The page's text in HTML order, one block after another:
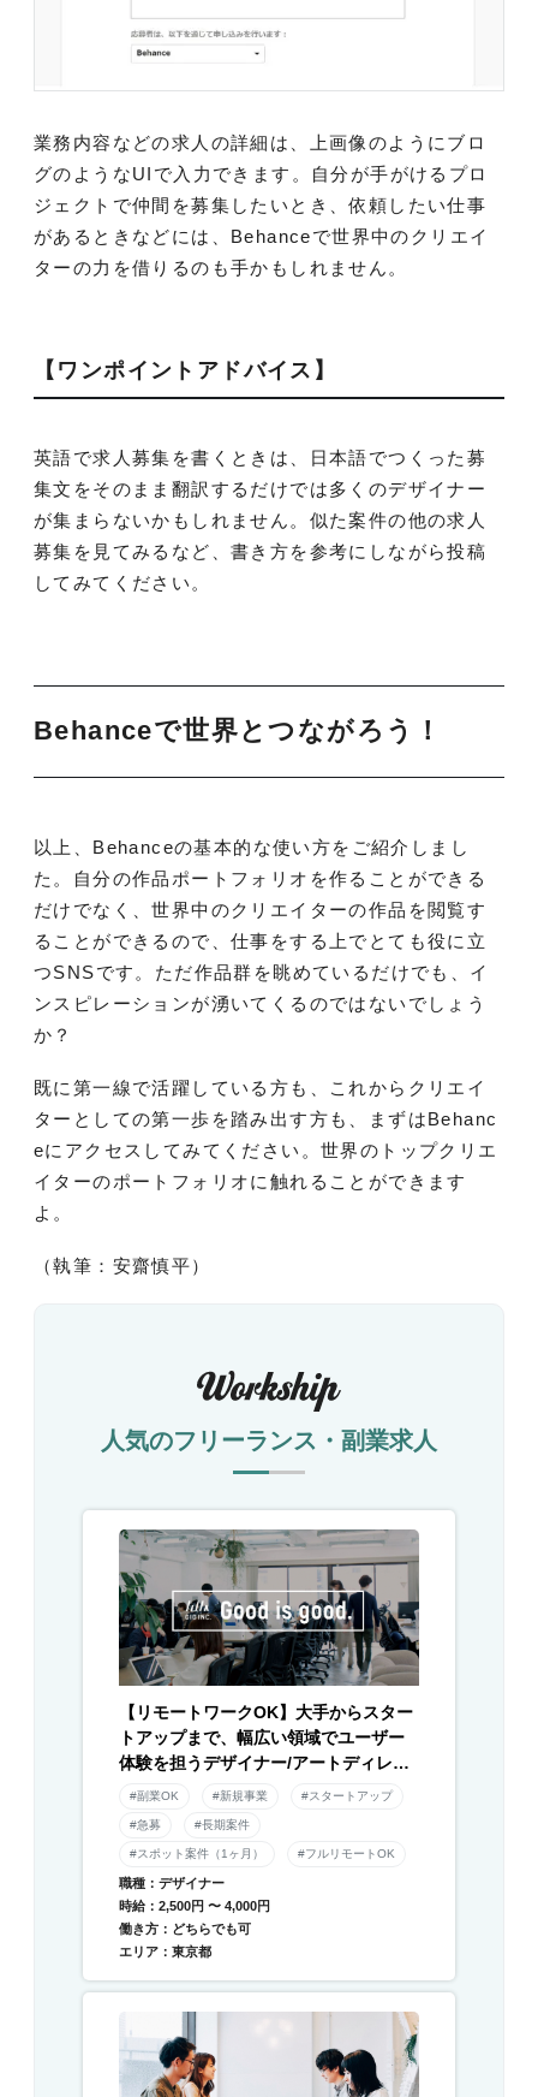
業務内容などの求人の詳細は、上画像のようにブロ
グのようなUIで入力できます。自分が手がけるプロ
ジェクトで仲間を募集したいとき、依頼したい仕事
があるときなどには、Behanceで世界中のクリエイ
ターの力を借りるのも手かもしれません。
【ワンポイントアドバイス】
英語で求人募集を書くときは、日本語でつくった募
集文をそのまま翻訳するだけでは多くのデザイナー
が集まらないかもしれません。似た案件の他の求人
募集を見てみるなど、書き方を参考にしながら投稿
してみてください。
Behanceで世界とつながろう！
以上、Behanceの基本的な使い方をご紹介しまし
た。自分の作品ポートフォリオを作ることができる
だけでなく、世界中のクリエイターの作品を閲覧す
ることができるので、仕事をする上でとても役に立
つSNSです。ただ作品群を眺めているだけでも、イ
ンスピレーションが湧いてくるのではないでしょう
か？
既に第一線で活躍している方も、これからクリエイ
ターとしての第一歩を踏み出す方も、まずはBehanc
eにアクセスしてみてください。世界のトップクリエ
イターのポートフォリオに触れることができます
よ。
（執筆：安齋慎平）
人気のフリーランス・副業求人
【リモートワークOK】大手からスター
トアップまで、幅広い領域でユーザー
体験を担うデザイナー/アートディレク
ター募集！
#副業OK #新規事業 #スタートアップ
#急募 #長期案件
#スポット案件（1ヶ月） #フルリモートOK
職種：デザイナー
時給：2,500円 〜 4,000円
働き方：どちらでも可
エリア：東京都